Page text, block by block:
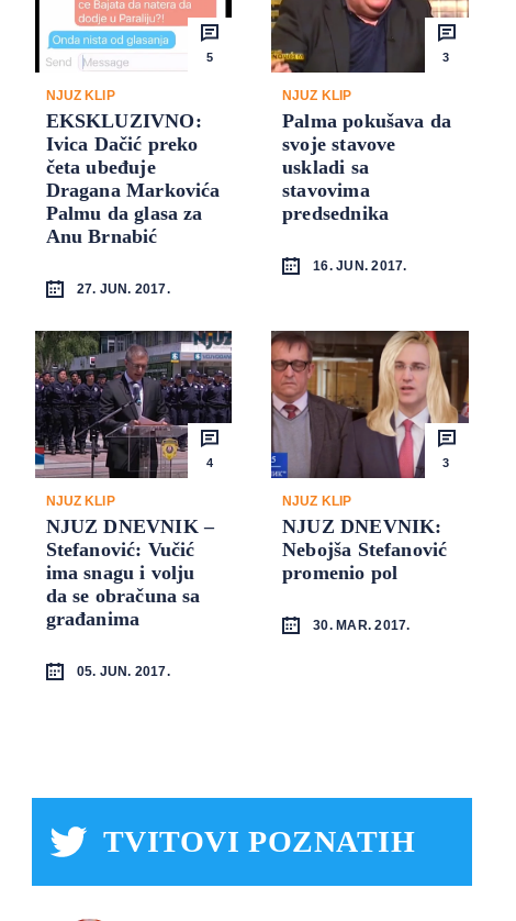
5
NJUZ KLIP
EKSKLUZIVNO:
Ivica Dačić preko
četa ubeđuje
Dragana Markovića
Palmu da glasa za
Anu Brnabić
27. JUN. 2017.
3
NJUZ KLIP
Palma pokušava da
svoje stavove
uskladi sa
stavovima
predsednika
16. JUN. 2017.
4
NJUZ KLIP
NJUZ DNEVNIK –
Stefanović: Vučić
ima snagu i volju
da se obračuna sa
građanima
05. JUN. 2017.
3
NJUZ KLIP
NJUZ DNEVNIK:
Nebojša Stefanović
promenio pol
30. MAR. 2017.
TVITOVI POZNATIH